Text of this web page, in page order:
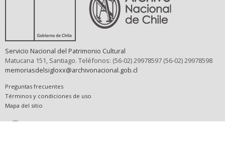
Servicio Nacional del Patrimonio Cultural
Matucana 151, Santiago. Teléfonos: (56-02) 29978597 (56-02) 29978598
memoriasdelsigloxx@archivonacional.gob.cl
Preguntas frecuentes
Términos y condiciones de uso
Mapa del sitio